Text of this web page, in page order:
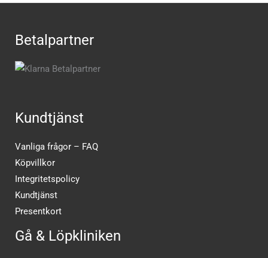
Betalpartner
Kundtjänst
Vanliga frågor – FAQ
Köpvillkor
Integritetspolicy
Kundtjänst
Presentkort
Gå & Löpkliniken